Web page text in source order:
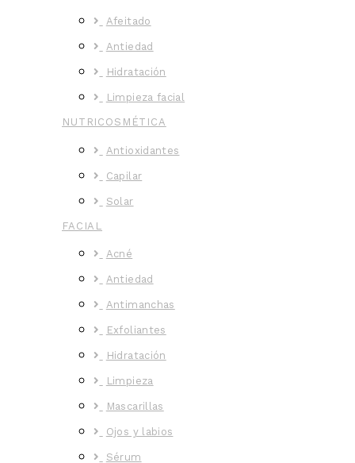
Afeitado
Antiedad
Hidratación
Limpieza facial
NUTRICOSMÉTICA
Antioxidantes
Capilar
Solar
FACIAL
Acné
Antiedad
Antimanchas
Exfoliantes
Hidratación
Limpieza
Mascarillas
Ojos y labios
Sérum